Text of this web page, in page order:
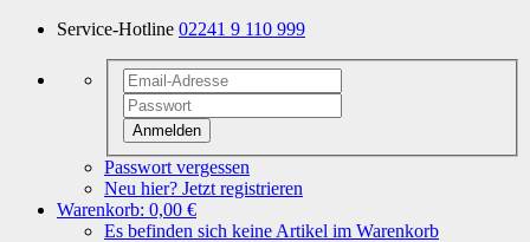
Service-Hotline 02241 9 110 999
Anmelden
Passwort vergessen
Neu hier? Jetzt registrieren
Warenkorb: 0,00 €
Es befinden sich keine Artikel im Warenkorb